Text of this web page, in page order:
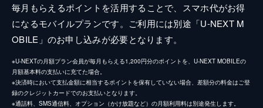
毎月もらえるポイントを活用することで、スマホ代がお得
になるモバイルプランです。ご利用には別途「U-NEXT M
OBILE」のお申し込みが必要となります。
※U-NEXTの月額プラン会員が毎月もらえる1,200円分のポイントを、U-NEXT MOBILEの
月額基本料の支払いに充てた場合。
※決済時において支払金額に相当するポイントを保有していない場合、差額分の料金はご登
録のクレジットカードでのお支払いとなります。
※通話料、SMS通信料、オプション（かけ放題など）の月額利用料は別途発生します。